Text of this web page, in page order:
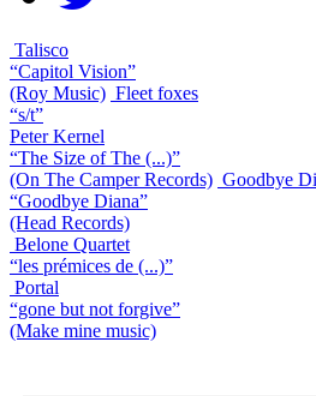
Talisco
“Capitol Vision”
(Roy Music) Fleet foxes
“s/t”
Peter Kernel
“The Size of The (...)”
(On The Camper Records) Goodbye
“Goodbye Diana”
(Head Records)
Belone Quartet
“les prémices de (...)”
Portal
“gone but not forgive”
(Make mine music)